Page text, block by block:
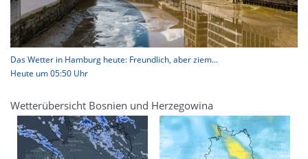
Das Wetter in Hamburg heute: Freundlich, aber ziem...
Heute um 05:50 Uhr
Wetterübersicht Bosnien und Herzegowina